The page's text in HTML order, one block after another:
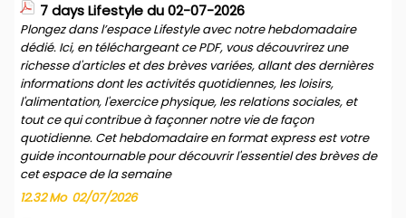
7 days Lifestyle du 02-07-2026
Plongez dans l’espace Lifestyle avec notre hebdomadaire
dédié. Ici, en téléchargeant ce PDF, vous découvrirez une
richesse d'articles et des brèves variées, allant des dernières
informations dont les activités quotidiennes, les loisirs,
l'alimentation, l'exercice physique, les relations sociales, et
tout ce qui contribue à façonner notre vie de façon
quotidienne. Cet hebdomadaire en format express est votre
guide incontournable pour découvrir l'essentiel des brèves de
cet espace de la semaine
12.32 Mo 02/07/2026